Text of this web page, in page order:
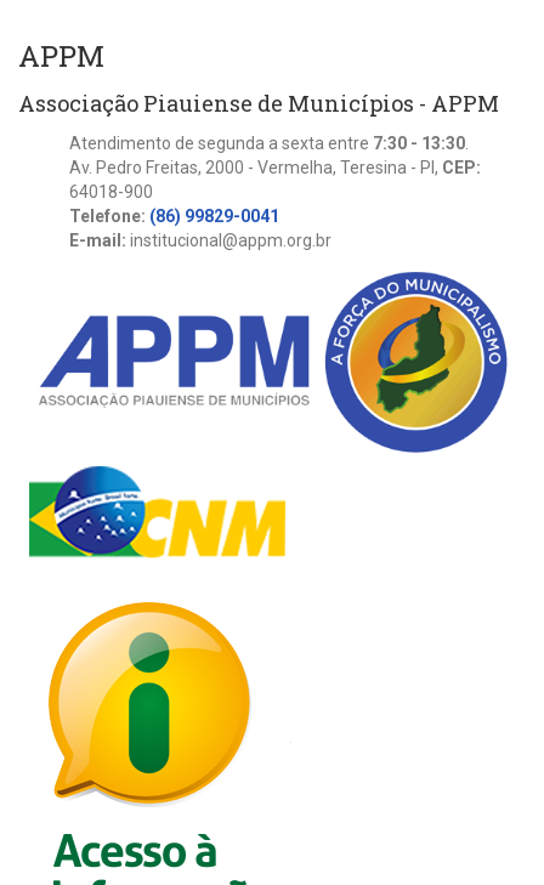
APPM
Associação Piauiense de Municípios - APPM
Atendimento de segunda a sexta entre 7:30 - 13:30
Av. Pedro Freitas, 2000 - Vermelha, Teresina - PI, CEP:
64018-900
Telefone: (86) 99829-0041
E-mail: institucional@appm.org.br